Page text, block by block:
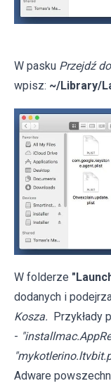
W pasku Przejdź
wpisz: ~/Library/
W folderze
dodanych i
Kosza.
Przykłady
-
Adware